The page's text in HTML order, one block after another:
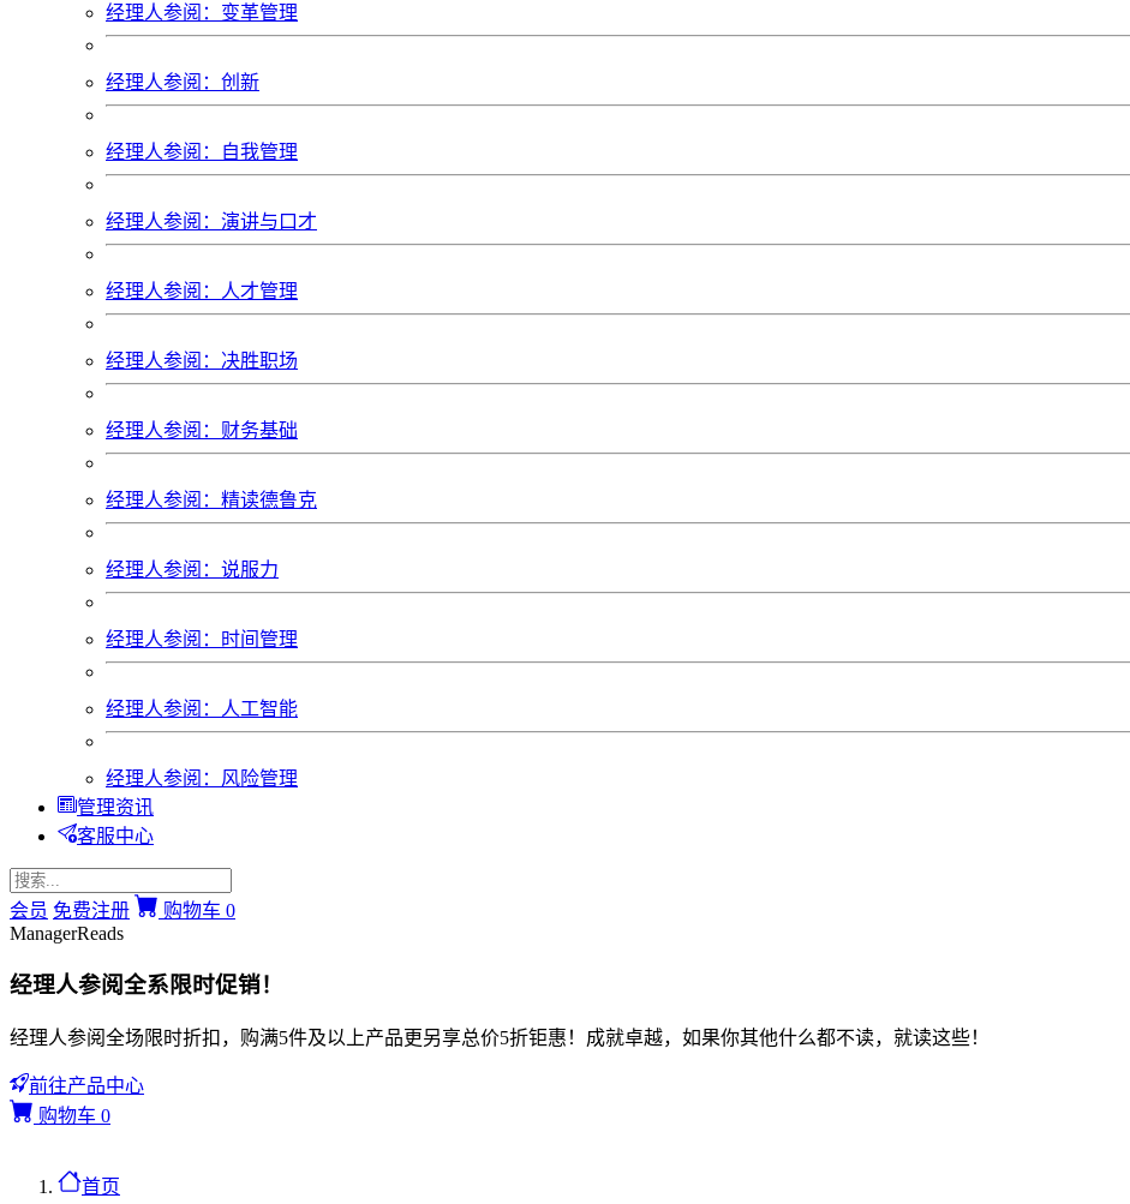
经理人参阅：变革管理
经理人参阅：创新
经理人参阅：自我管理
经理人参阅：演讲与口才
经理人参阅：人才管理
经理人参阅：决胜职场
经理人参阅：财务基础
经理人参阅：精读德鲁克
经理人参阅：说服力
经理人参阅：时间管理
经理人参阅：人工智能
经理人参阅：风险管理
管理资讯
客服中心
会员 免费注册 购物车 0
ManagerReads
经理人参阅全系限时促销！
经理人参阅全场限时折扣，购满5件及以上产品更另享总价5折钜惠！成就卓越，如果你其他什么都不读，就读这些！
前往产品中心
购物车 0
首页